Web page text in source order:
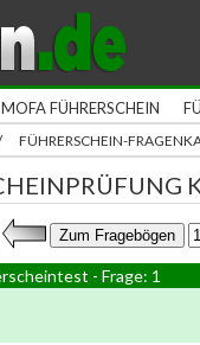
MOFA FÜHRERSCHEIN
FÜHRERSCHEIN-
- Frage: 1